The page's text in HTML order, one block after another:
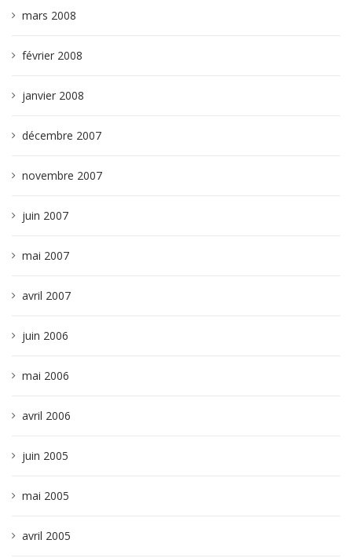
mars 2008
février 2008
janvier 2008
décembre 2007
novembre 2007
juin 2007
mai 2007
avril 2007
juin 2006
mai 2006
avril 2006
juin 2005
mai 2005
avril 2005